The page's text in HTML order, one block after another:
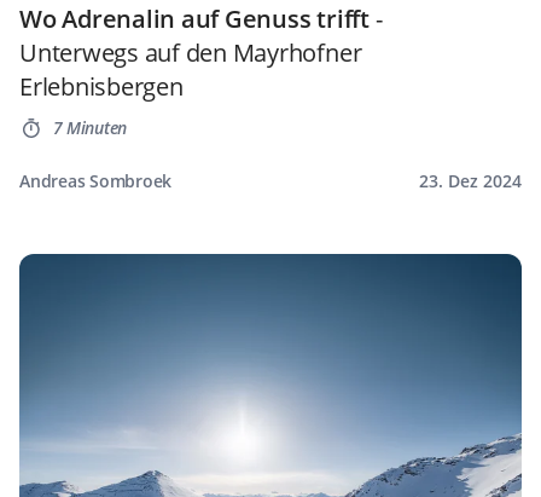
Wo Adrenalin auf Genuss trifft-
Unterwegs auf den Mayrhofner
Erlebnisbergen
7 Minuten
Andreas Sombroek 23. Dez 2024